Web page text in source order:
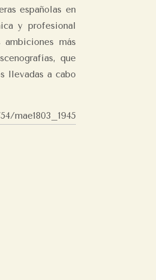
españolas en
y profesional
más
que
llevadas a cabo
mae1803_1945